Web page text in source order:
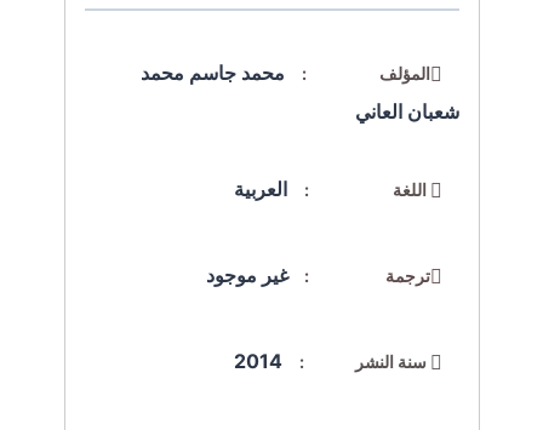
المؤلف :
محمد جاسم محمد
شعبان العاني
اللغة : العربية
ترجمة : غير موجود
سنة النشر : 2014